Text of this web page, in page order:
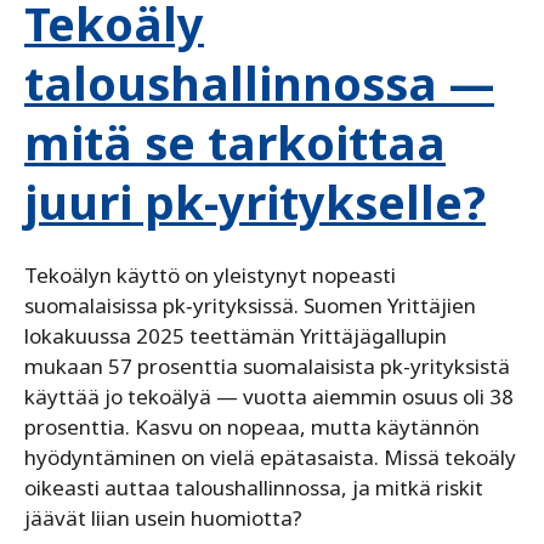
Tekoäly
taloushallinnossa —
mitä se tarkoittaa
juuri pk-yritykselle?
Tekoälyn käyttö on yleistynyt nopeasti
suomalaisissa pk‑yrityksissä. Suomen Yrittäjien
lokakuussa 2025 teettämän Yrittäjägallupin
mukaan 57 prosenttia suomalaisista pk-yrityksistä
käyttää jo tekoälyä — vuotta aiemmin osuus oli 38
prosenttia. Kasvu on nopeaa, mutta käytännön
hyödyntäminen on vielä epätasaista. Missä tekoäly
oikeasti auttaa taloushallinnossa, ja mitkä riskit
jäävät liian usein huomiotta?